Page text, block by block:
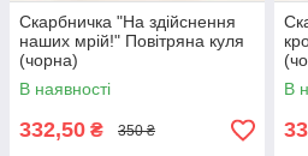
Скарбничка "На здійснення
наших мрій!" Повітряна куля
(чорна)
В наявності
332,50 ₴ 350 ₴
В